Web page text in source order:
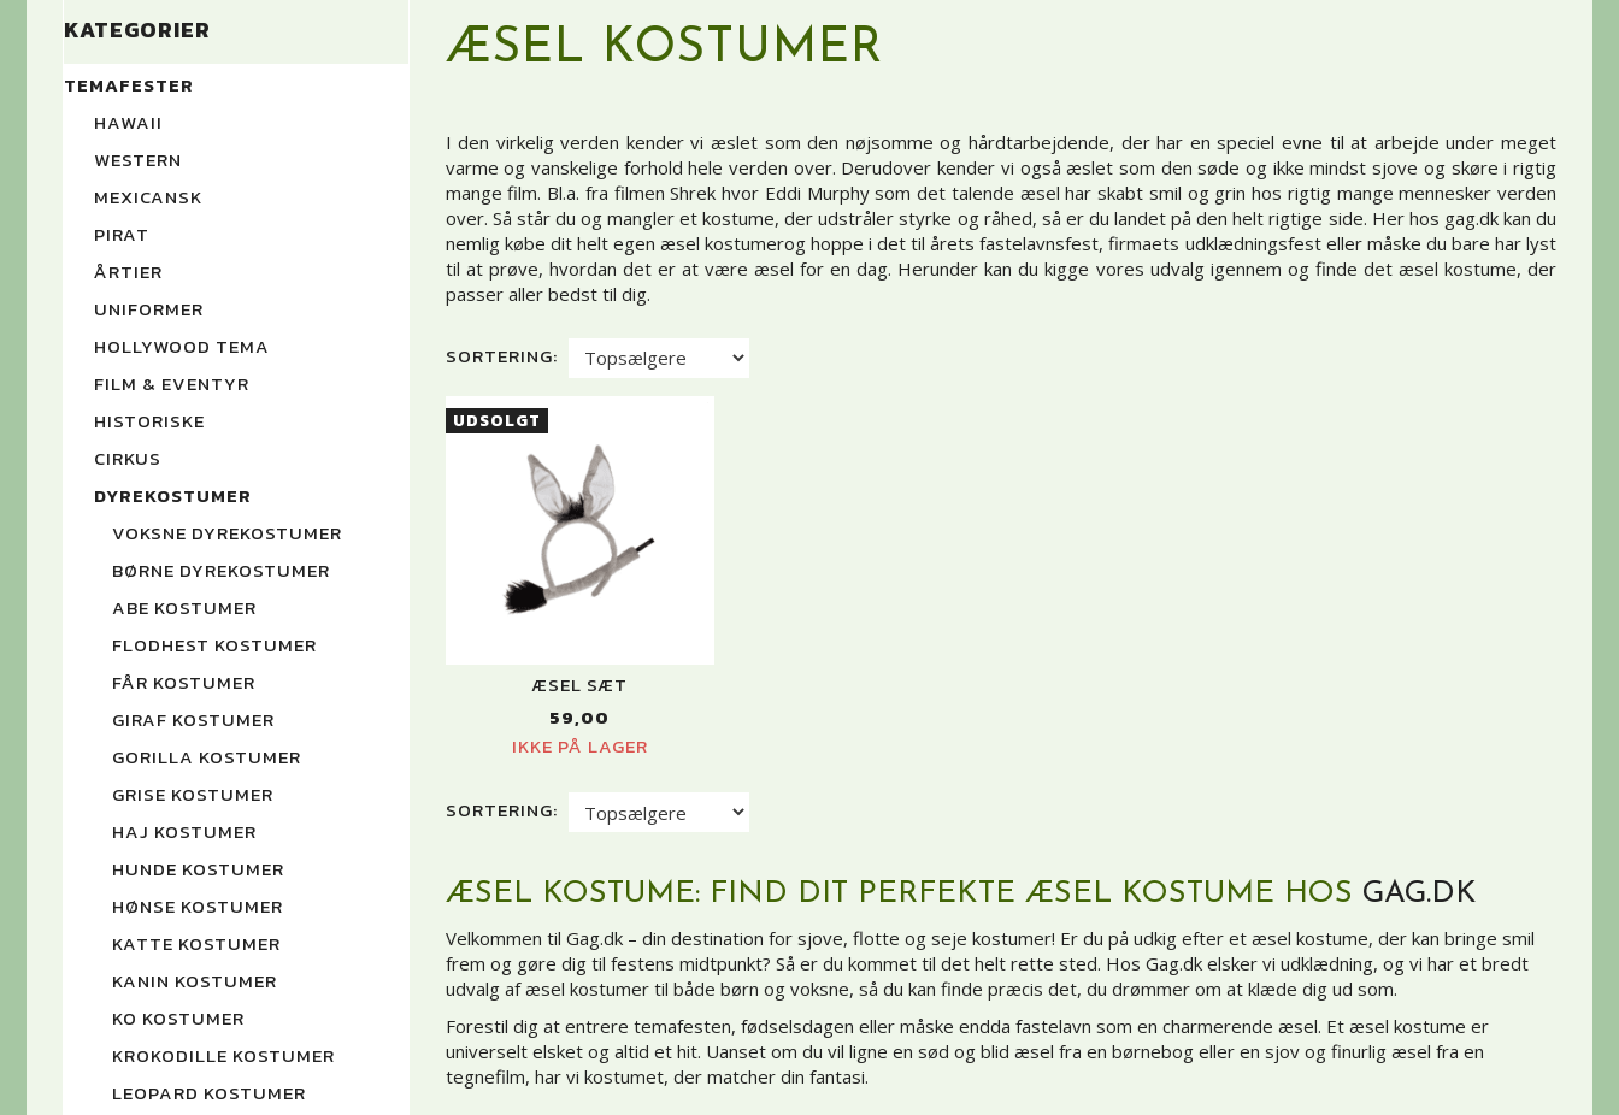
KATEGORIER
TEMAFESTER
HAWAII
WESTERN
MEXICANSK
PIRAT
ÅRTIER
UNIFORMER
HOLLYWOOD TEMA
FILM & EVENTYR
HISTORISKE
CIRKUS
DYREKOSTUMER
VOKSNE DYREKOSTUMER
BØRNE DYREKOSTUMER
ABE KOSTUMER
FLODHEST KOSTUMER
FÅR KOSTUMER
GIRAF KOSTUMER
GORILLA KOSTUMER
GRISE KOSTUMER
HAJ KOSTUMER
HUNDE KOSTUMER
HØNSE KOSTUMER
KATTE KOSTUMER
KANIN KOSTUMER
KO KOSTUMER
KROKODILLE KOSTUMER
LEOPARD KOSTUMER
ÆSEL KOSTUMER
I den virkelig verden kender vi æslet som den nøjsomme og hårdtarbejdende, der har en speciel evne til at arbejde under meget
varme og vanskelige forhold hele verden over. Derudover kender vi også æslet som den søde og ikke mindst sjove og skøre i rigtig
mange film. Bl.a. fra filmen Shrek hvor Eddi Murphy som det talende æsel har skabt smil og grin hos rigtig mange mennesker verden
over. Så står du og mangler et kostume, der udstråler styrke og råhed, så er du landet på den helt rigtige side. Her hos gag.dk kan du
nemlig købe dit helt egen æsel kostumerog hoppe i det til årets fastelavnsfest, firmaets udklædningsfest eller måske du bare har lyst
til at prøve, hvordan det er at være æsel for en dag. Herunder kan du kigge vores udvalg igennem og finde det æsel kostume, der
passer aller bedst til dig.
SORTERING:
UDSOLGT
ÆSEL SÆT
59,00
IKKE PÅ LAGER
SORTERING:
ÆSEL KOSTUME: FIND DIT PERFEKTE ÆSEL KOSTUME HOS GAG.DK
Velkommen til Gag.dk – din destination for sjove, flotte og seje kostumer! Er du på udkig efter et æsel kostume, der kan bringe smil
frem og gøre dig til festens midtpunkt? Så er du kommet til det helt rette sted. Hos Gag.dk elsker vi udklædning, og vi har et bredt
udvalg af æsel kostumer til både børn og voksne, så du kan finde præcis det, du drømmer om at klæde dig ud som.
Forestil dig at entrere temafesten, fødselsdagen eller måske endda fastelavn som en charmerende æsel. Et æsel kostume er
universelt elsket og altid et hit. Uanset om du vil ligne en sød og blid æsel fra en børnebog eller en sjov og finurlig æsel fra en
tegnefilm, har vi kostumet, der matcher din fantasi.